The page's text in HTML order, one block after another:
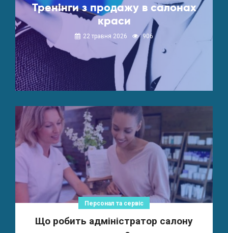
Тренінги з продажу в салонах
краси
22 травня 2026 906
Персонал та сервіс
Що робить адміністратор салону